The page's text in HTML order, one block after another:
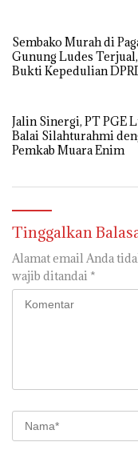
Sembako Murah di
Gunung Ludes Terjual,
Bukti Kepedulian
Jalin Sinergi, PT PGE
Balai Silahturahmi
Pemkab Muara Enim
Tinggalkan
Alamat email Anda
wajib ditandai *